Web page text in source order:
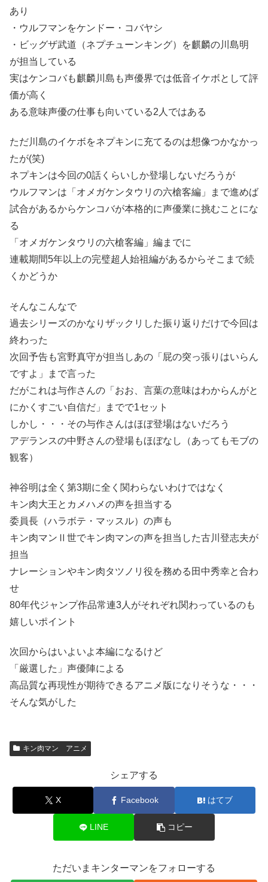
あり
・ウルフマンをケンドー・コバヤシ
・ビッグザ武道（ネプチューンキング）を麒麟の川島明
が担当している
実はケンコバも麒麟川島も声優界では低音イケボとして評
価が高く
ある意味声優の仕事も向いている2人ではある
ただ川島のイケボをネプキンに充てるのは想像つかなかっ
たが(笑)
ネプキンは今回の0話くらいしか登場しないだろうが
ウルフマンは「オメガケンタウリの六槍客編」まで進めば
試合があるからケンコバが本格的に声優業に挑むことにな
る
「オメガケンタウリの六槍客編」編までに
連載期間5年以上の完璧超人始祖編があるからそこまで続
くかどうか
そんなこんなで
過去シリーズのかなりザックリした振り返りだけで今回は
終わった
次回予告も宮野真守が担当しあの「屁の突っ張りはいらん
ですよ」まで言った
だがこれは与作さんの「おお、言葉の意味はわからんがと
にかくすごい自信だ」までで1セット
しかし・・・その与作さんはほぼ登場はないだろう
アデランスの中野さんの登場もほぼなし（あってもモブの
観客）
神谷明は全く第3期に全く関わらないわけではなく
キン肉大王とカメハメの声を担当する
委員長（ハラボテ・マッスル）の声も
キン肉マンⅡ世でキン肉マンの声を担当した古川登志夫が
担当
ナレーションやキン肉タツノリ役を務める田中秀幸と合わ
せ
80年代ジャンプ作品常連3人がそれぞれ関わっているのも
嬉しいポイント
次回からはいよいよ本編になるけど
「厳選した」声優陣による
高品質な再現性が期待できるアニメ版になりそうな・・・
そんな気がした
キン肉マン アニメ
シェアする
X Facebook はてブ
LINE コピー
ただいまキンターマンをフォローする